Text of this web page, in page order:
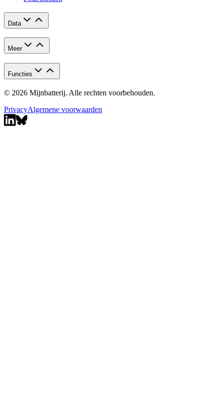
Data
Meer
Functies
© 2026 Mijnbatterij. Alle rechten voorbehouden.
PrivacyAlgemene voorwaarden